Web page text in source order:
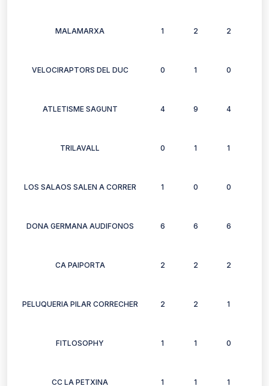
MALAMARXA 1 2 2
VELOCIRAPTORS DEL DUC 0 1 0
ATLETISME SAGUNT 4 9 4
TRILAVALL 0 1 1
LOS SALAOS SALEN A CORRER 1 0 0
DONA GERMANA AUDIFONOS 6 6 6
CA PAIPORTA 2 2 2
PELUQUERIA PILAR CORRECHER 2 2 1
FITLOSOPHY 1 1 0
CC LA PETXINA 1 1 1